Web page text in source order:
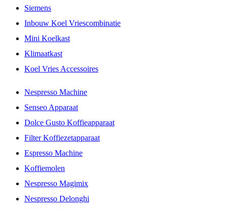
Siemens
Inbouw Koel Vriescombinatie
Mini Koelkast
Klimaatkast
Koel Vries Accessoires
Nespresso Machine
Senseo Apparaat
Dolce Gusto Koffieapparaat
Filter Koffiezetapparaat
Espresso Machine
Koffiemolen
Nespresso Magimix
Nespresso Delonghi